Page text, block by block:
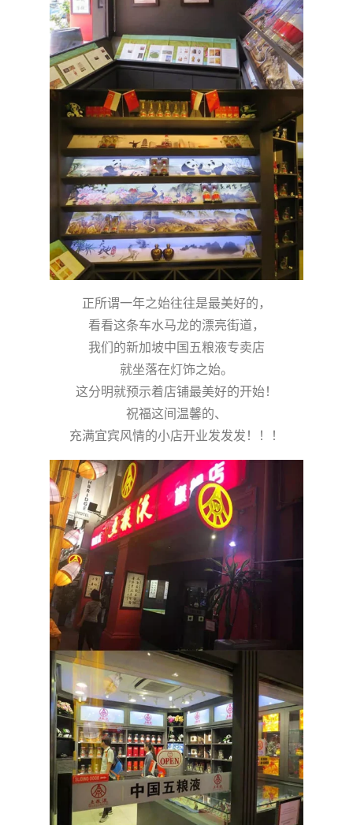
正所谓一年之始往往是最美好的，
看看这条车水马龙的漂亮街道，
我们的新加坡中国五粮液专卖店
就坐落在灯饰之始。
这分明就预示着店铺最美好的开始！
祝福这间温馨的、
充满宜宾风情的小店开业发发发！！！